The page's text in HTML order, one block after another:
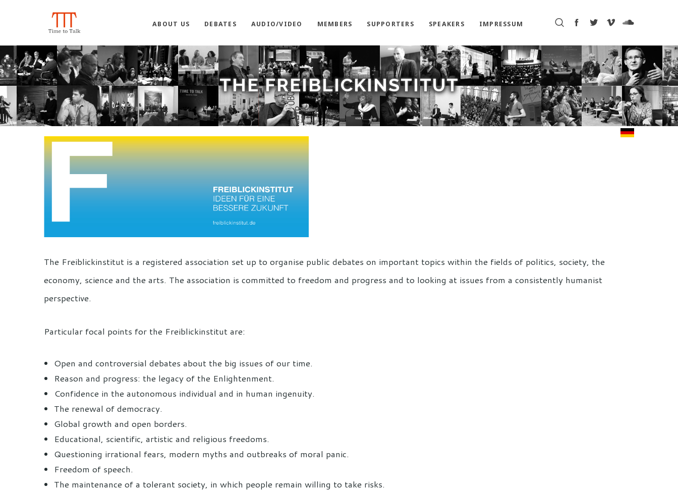
ABOUT US DEBATES AUDIO/VIDEO MEMBERS SUPPORTERS SPEAKERS IMPRESSUM
THE FREIBLICKINSTITUT
The Freiblickinstitut is a registered association set up to organise public debates on important topics within the fields of politics, society, the
economy, science and the arts. The association is committed to freedom and progress and to looking at issues from a consistently humanist
perspective.
Particular focal points for the Freiblickinstitut are:
Open and controversial debates about the big issues of our time.
Reason and progress: the legacy of the Enlightenment.
Confidence in the autonomous individual and in human ingenuity.
The renewal of democracy.
Global growth and open borders.
Educational, scientific, artistic and religious freedoms.
Questioning irrational fears, modern myths and outbreaks of moral panic.
Freedom of speech.
The maintenance of a tolerant society, in which people remain willing to take risks.